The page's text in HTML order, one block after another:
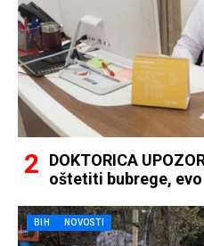
DOKTORICA
oštetiti bubrege,
BIH NOVOSTI